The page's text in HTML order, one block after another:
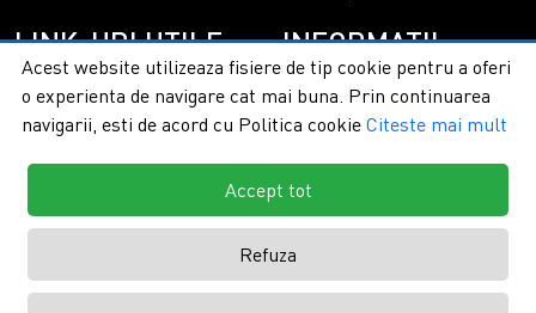
LINK-URI UTILE
Acasa
Despre noi
Formular retur
INFORMATII
Garantie si service
Detalii livrare
Termeni si conditii
Copyright © 2026 - ColumnaShop |
Acest website utilizeaza fisiere de tip cookie pentru a oferi
o experienta de navigare cat mai buna. Prin continuarea
navigarii, esti de acord cu Politica cookie Citeste mai mult
Accept tot
Refuza